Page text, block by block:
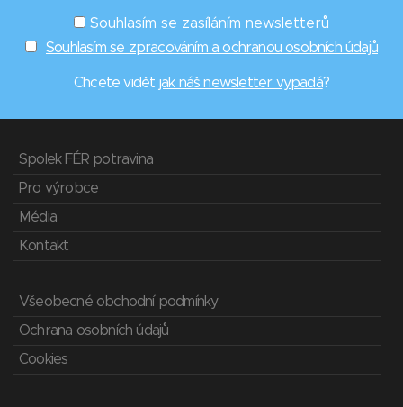
Souhlasím se zasíláním newsletterů
Souhlasím se zpracováním a ochranou osobních údajů
Chcete vidět jak náš newsletter vypadá?
Spolek FÉR potravina
Pro výrobce
Média
Kontakt
Všeobecné obchodní podmínky
Ochrana osobních údajů
Cookies